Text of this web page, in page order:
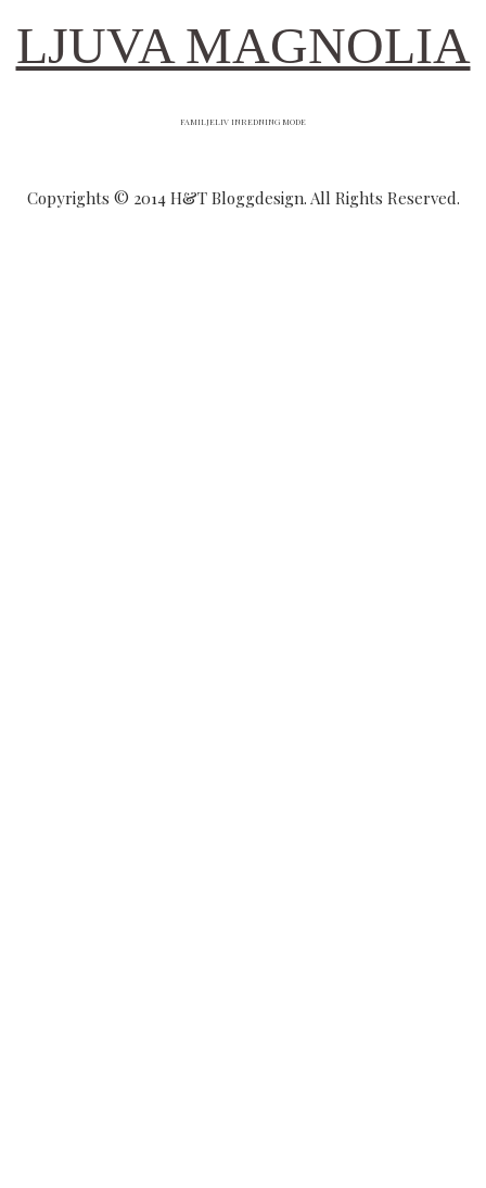
LJUVA MAGNOLIA
FAMILJELIV INREDNING MODE
Copyrights © 2014 H&T Bloggdesign. All Rights Reserved.